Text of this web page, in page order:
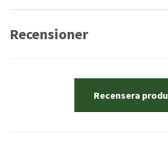
Recensioner
Recensera